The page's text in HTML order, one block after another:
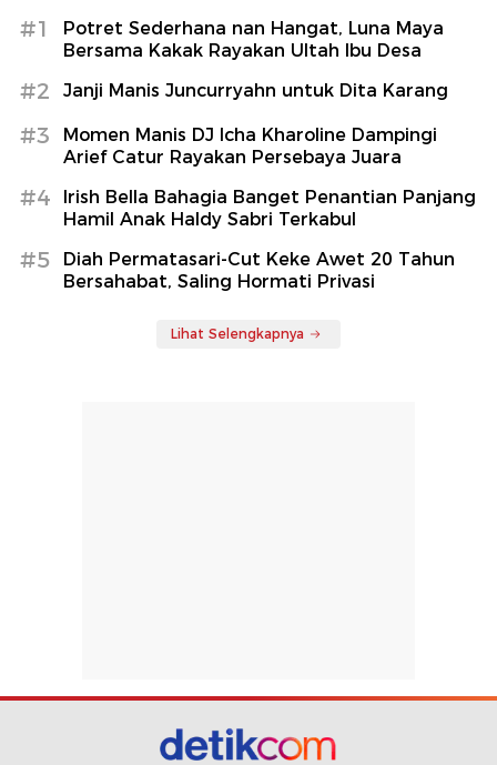
#1
Potret Sederhana nan Hangat, Luna Maya
Bersama Kakak Rayakan Ultah Ibu Desa
#2 Janji Manis Juncurryahn untuk Dita Karang
#3
Momen Manis DJ Icha Kharoline Dampingi
Arief Catur Rayakan Persebaya Juara
#4
Irish Bella Bahagia Banget Penantian Panjang
Hamil Anak Haldy Sabri Terkabul
#5
Diah Permatasari-Cut Keke Awet 20 Tahun
Bersahabat, Saling Hormati Privasi
Lihat Selengkapnya